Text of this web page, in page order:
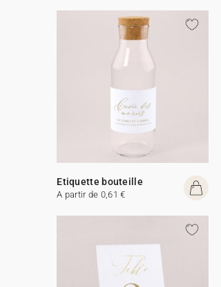
Etiquette bouteille
A partir de 0,61 €